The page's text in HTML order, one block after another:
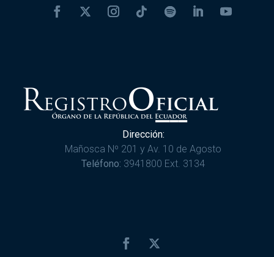
Dirección:
Mañosca Nº 201 y Av. 10 de Agosto
Teléfono: 3941800 Ext. 3134